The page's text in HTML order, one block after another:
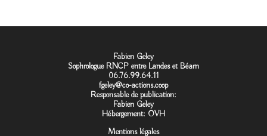
Fabien Geley
Sophrologue RNCP entre Landes et Béarn
06.76.99.64.11
fgeley@co-actions.coop
Responsable de publication:
Fabien Geley
Hébergement: OVH
Mentions légales